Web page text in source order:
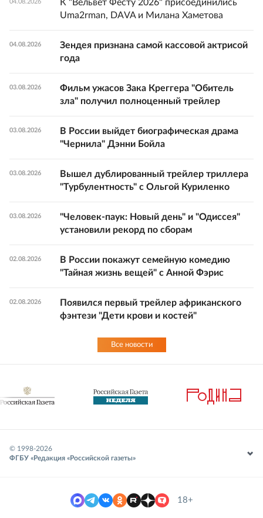
04.08.2026
К "Вельвет Фесту 2026" присоединились
Uma2rman, DAVA и Милана Хаметова
04.08.2026
Зендея признана самой кассовой актрисой
года
03.08.2026
Фильм ужасов Зака Креггера "Обитель
зла" получил полноценный трейлер
03.08.2026
В России выйдет биографическая драма
"Чернила" Дэнни Бойла
03.08.2026
Вышел дублированный трейлер триллера
"Турбулентность" с Ольгой Куриленко
03.08.2026
"Человек-паук: Новый день" и "Одиссея"
установили рекорд по сборам
02.08.2026
В России покажут семейную комедию
"Тайная жизнь вещей" с Анной Фэрис
02.08.2026
Появился первый трейлер африканского
фэнтези "Дети крови и костей"
Все новости
© 1998-2026
ФГБУ «Редакция «Российской газеты»
18+